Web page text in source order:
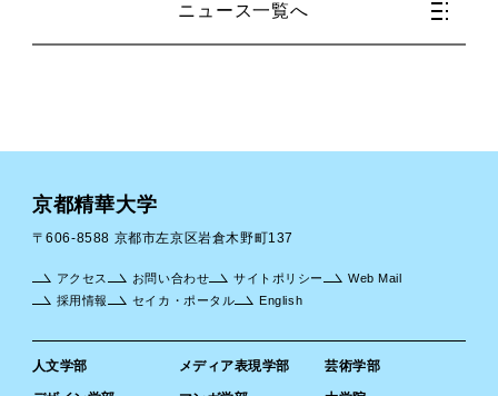
ニュース一覧へ
京都精華大学
〒606-8588 京都市左京区岩倉木野町137
人文学部 メディア表現学部 芸術学部
アクセス お問い合わせ サイトポリシー
Web Mail
採用情報
セイカ・ポータル English